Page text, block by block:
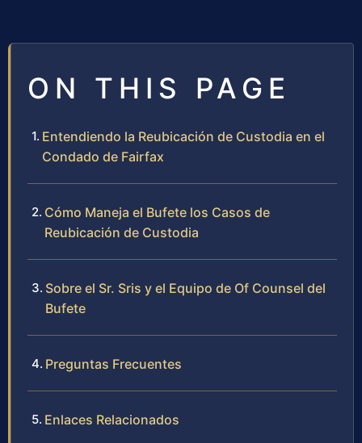
ON THIS PAGE
Entendiendo la Reubicación de Custodia en el
Condado de Fairfax
Cómo Maneja el Bufete los Casos de
Reubicación de Custodia
Sobre el Sr. Sris y el Equipo de Of Counsel del
Bufete
Preguntas Frecuentes
Enlaces Relacionados